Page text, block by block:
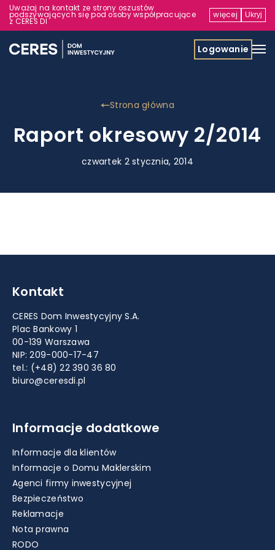
Uważaj na kontakt ze strony oszustów
podszywających się pod osoby współpracujące
z CERES DI
więcej Ukryj
Logowanie
Strona główna
Raport okresowy 2/2014
czwartek 2 stycznia, 2014
Kontakt
CERES Dom Inwestycyjny S.A.
Plac Bankowy 1
00-139 Warszawa
NIP: 209-000-17-47
tel.: (+48) 22 390 36 80
biuro@ceresdi.pl
Informacje dodatkowe
Informacje dla klientów
Informacje o Domu Maklerskim
Agenci firmy inwestycyjnej
Bezpieczeństwo
Reklamacje
Nota prawna
RODO